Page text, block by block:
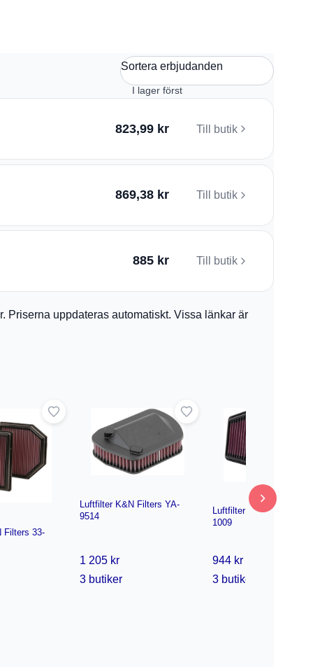
Sortera erbjudanden
823,99 kr Till butik
869,38 kr Till butik
885 kr Till butik
Priserna uppdateras automatiskt. Vissa länkar är
Filters 33-
Luftfilter K&N Filters YA-
9514
1 205 kr
3 butiker
Luftfilter K&N Filters YA-
1009
944 kr
3 butiker